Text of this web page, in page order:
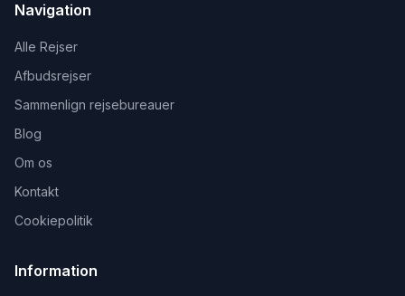
Navigation
Alle Rejser
Afbudsrejser
Sammenlign rejsebureauer
Blog
Om os
Kontakt
Cookiepolitik
Information